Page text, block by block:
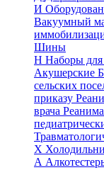
И
Вакуумный
Шины
Н Наборы
Акушерские
сельских
приказу
врача
Х
А